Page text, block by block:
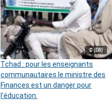
© (DR)
Tchad : pour les enseignants
communautaires le ministre des
Finances est un danger pour
l’éducation.